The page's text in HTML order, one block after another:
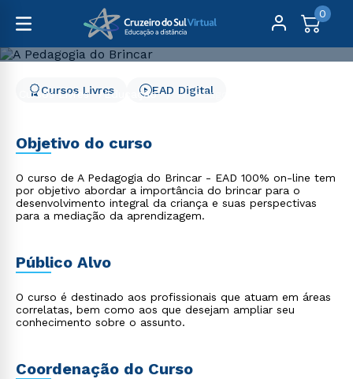
0
Cursos Livres Educação A Pedagogia do Brincar
Cursos Livres EAD Digital
Objetivo do curso
O curso de A Pedagogia do Brincar - EAD 100% on-line tem
por objetivo abordar a importância do brincar para o
desenvolvimento integral da criança e suas perspectivas
para a mediação da aprendizagem.
Público Alvo
O curso é destinado aos profissionais que atuam em áreas
correlatas, bem como aos que desejam ampliar seu
conhecimento sobre o assunto.
Coordenação do Curso